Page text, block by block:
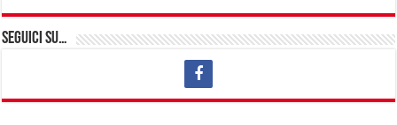
Seguici su…